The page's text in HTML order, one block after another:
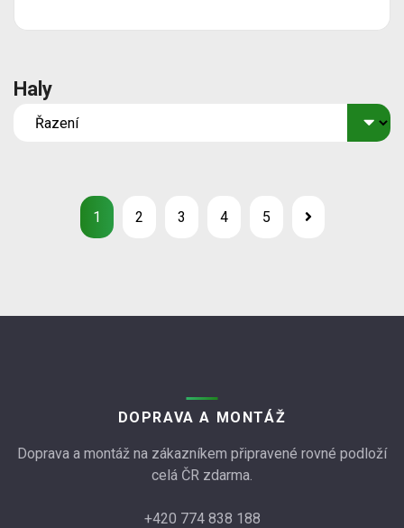
Haly
1 2 3 4 5
DOPRAVA A MONTÁŽ
Doprava a montáž na zákazníkem připravené rovné podloží
celá ČR zdarma.
+420 774 838 188